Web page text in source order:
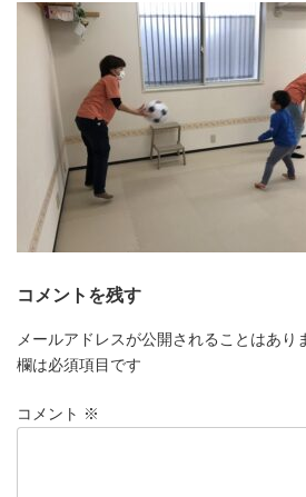
新
日
時
:
コメントを残す
メールアドレスが公開されることはあり
欄は必須項目です
コメント ※